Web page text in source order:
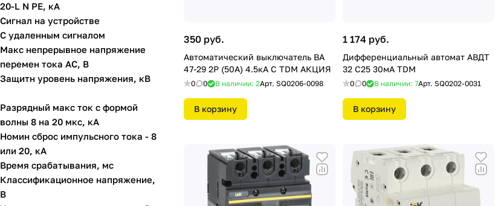
350 руб.
Автоматический выключатель ВА
47-29 2Р (50А) 4.5кА С TDM АКЦИЯ
0 0 В наличии: 2Арт. SQ0206-0098
В корзину
1 174 руб.
Дифференциальный автомат АВДТ
32 С25 30мА TDM
0 0 В наличии: 7Арт. SQ0202-0031
В корзину
20-L N PE, кА
Сигнал на устройстве
С удаленным сигналом
Макс непрерывное напряжение
перемен тока АС, В
Защитн уровень напряжения, кВ
Разрядный макс ток с формой
волны 8 на 20 мкс, кА
Номин сброс импульсного тока - 8
или 20, кА
Время срабатывания, мс
Классификационное напряжение,
В